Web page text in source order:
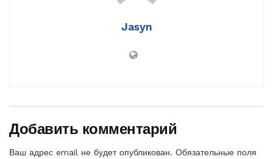
Jasyn
Добавить комментарий
Ваш адрес email не будет опубликован. Обязательные поля